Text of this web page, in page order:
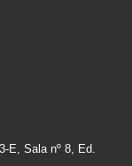
E, Sala nº 8, Ed.